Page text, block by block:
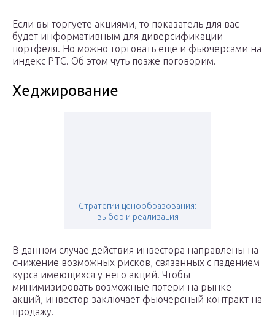
Если вы торгуете акциями, то показатель для вас
будет информативным для диверсификации
портфеля. Но можно торговать еще и фьючерсами на
индекс РТС. Об этом чуть позже поговорим.
Хеджирование
Стратегии ценообразования:
выбор и реализация
В данном случае действия инвестора направлены на
снижение возможных рисков, связанных с падением
курса имеющихся у него акций. Чтобы
минимизировать возможные потери на рынке
акций, инвестор заключает фьючерсный контракт на
продажу.